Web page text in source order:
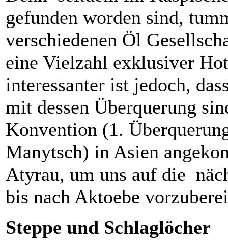
gefunden worden sind,
verschiedenen Öl
eine Vielzahl exklusiver
interessanter ist jedoch,
mit dessen Überquerung
Konvention (1.
Manytsch) in Asien
Atyrau, um uns auf die
bis nach Aktoebe
Steppe und Schlaglöcher